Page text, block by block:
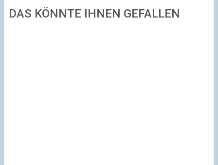
DAS KÖNNTE IHNEN GEFALLEN